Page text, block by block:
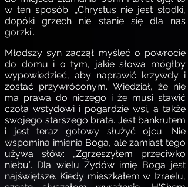
w ten sposób: „Chrystus nie jest słodki,
dopóki grzech nie stanie się dla nas
gorzki”.
Młodszy syn zaczął myśleć o powrocie
do domu i o tym, jakie słowa mógłby
wypowiedzieć, aby naprawić krzywdy i
zostać przywróconym. Wiedział, że nie
ma prawa do niczego i że musi stawić
czoła wstydowi i pogardzie wsi, a także
swojego starszego brata. Jest bankrutem
i jest teraz gotowy służyć ojcu. Nie
wspomina imienia Boga, ale zamiast tego
używa słów: „Zgrzeszyłem przeciwko
niebu”. Dla wielu Żydów imię Boga jest
najświętsze. Kiedy mieszkałem w Izraelu,